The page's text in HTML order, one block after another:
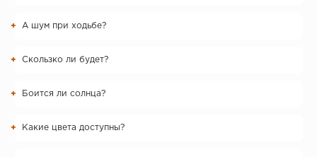
А шум при ходьбе?
Скользко ли будет?
Боится ли солнца?
Какие цвета доступны?